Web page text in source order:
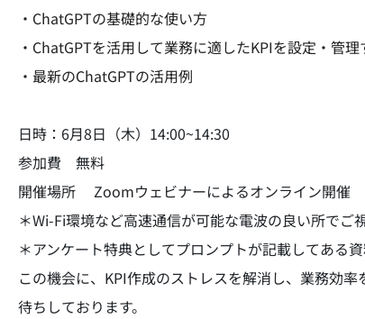
・ChatGPTの基礎的な使い方
・ChatGPTを活用して業務に適したKPIを設定・管
・最新のChatGPTの活用例
日時：6月8日（木）14:00~14:30
参加費 無料
開催場所 Zoomウェビナーによるオンライン開催
＊Wi-Fi環境など高速通信が可能な電波の良い所でご
＊アンケート特典としてプロンプトが記載してある
この機会に、KPI作成のストレスを解消し、業務効
待ちしております。